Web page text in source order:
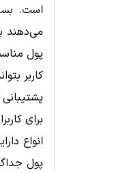
است.
می‌دهند
پول
کاربر
برای
انواع
پول